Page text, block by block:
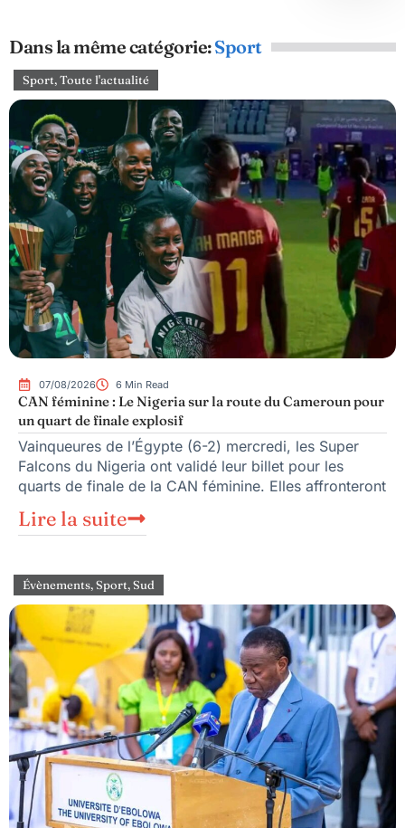
Dans la même catégorie:Sport
Sport,Toute l'actualité
07/08/2026 6 Min Read
CAN féminine : Le Nigeria sur la route du Cameroun pour
un quart de finale explosif
Vainqueures de l’Égypte (6-2) mercredi, les Super
Falcons du Nigeria ont validé leur billet pour les
quarts de finale de la CAN féminine. Elles affronteront
Lire la suite
Évènements,Sport,Sud